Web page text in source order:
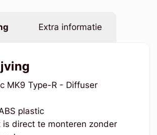
Extra informatie
MK9 Type-R - Diffuser
plastic
is direct te monteren zonder